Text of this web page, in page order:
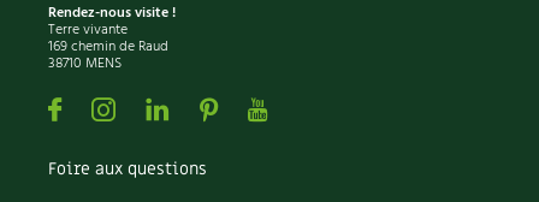
Rendez-nous visite !
Terre vivante
169 chemin de Raud
38710 MENS
FacebookInstagramLinkedin
PinterestYoutube
Foire aux questions